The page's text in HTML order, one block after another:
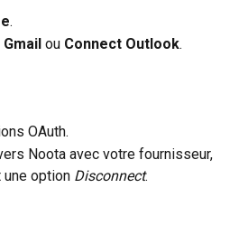
.
ou Connect Outlook.
OAuth.
Noota avec votre fournisseur,
option Disconnect.